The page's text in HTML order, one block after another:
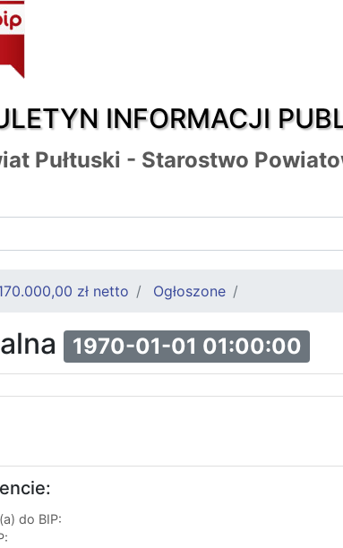
INFORMACJI
Pułtuski - Starostwo
zł netto Ogłoszone
1970-01-01 01:00:00
do BIP: